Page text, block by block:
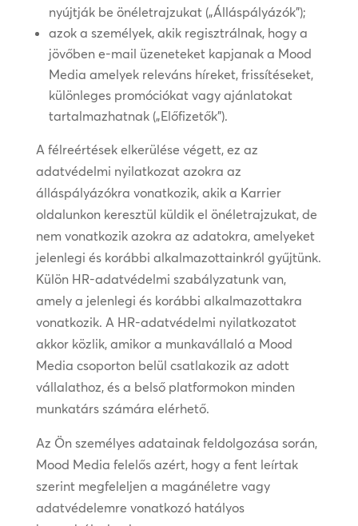
nyújtják be önéletrajzukat („Álláspályázók”);
azok a személyek, akik regisztrálnak, hogy a
jövőben e-mail üzeneteket kapjanak a Mood
Media amelyek releváns híreket, frissítéseket,
különleges promóciókat vagy ajánlatokat
tartalmazhatnak („Előfizetők”).
A félreértések elkerülése végett, ez az
adatvédelmi nyilatkozat azokra az
álláspályázókra vonatkozik, akik a Karrier
oldalunkon keresztül küldik el önéletrajzukat, de
nem vonatkozik azokra az adatokra, amelyeket
jelenlegi és korábbi alkalmazottainkról gyűjtünk.
Külön HR-adatvédelmi szabályzatunk van,
amely a jelenlegi és korábbi alkalmazottakra
vonatkozik. A HR-adatvédelmi nyilatkozatot
akkor közlik, amikor a munkavállaló a Mood
Media csoporton belül csatlakozik az adott
vállalathoz, és a belső platformokon minden
munkatárs számára elérhető.
Az Ön személyes adatainak feldolgozása során,
Mood Media felelős azért, hogy a fent leírtak
szerint megfeleljen a magánéletre vagy
adatvédelemre vonatkozó hatályos